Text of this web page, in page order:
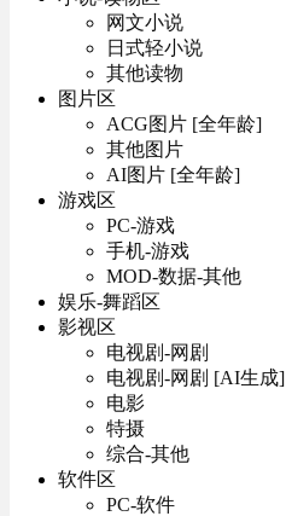
网文小说
日式轻小说
其他读物
图片区
ACG图片 [全年龄]
其他图片
AI图片 [全年龄]
游戏区
PC-游戏
手机-游戏
MOD-数据-其他
娱乐-舞蹈区
影视区
电视剧-网剧
电视剧-网剧 [AI生成]
电影
特摄
综合-其他
软件区
PC-软件